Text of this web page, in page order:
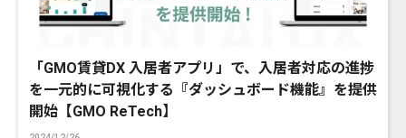
「GMO賃貸DX 入居者アプリ」で、入居者対応の進捗
を一元的に可視化する『ダッシュボード機能』を提供
開始【GMO ReTech】